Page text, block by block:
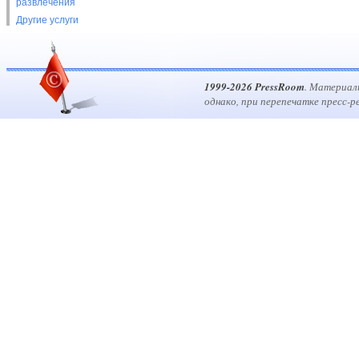
развлечения
Другие услуги
1999-2026 PressRoom.
однако, при перепечатке пресс-